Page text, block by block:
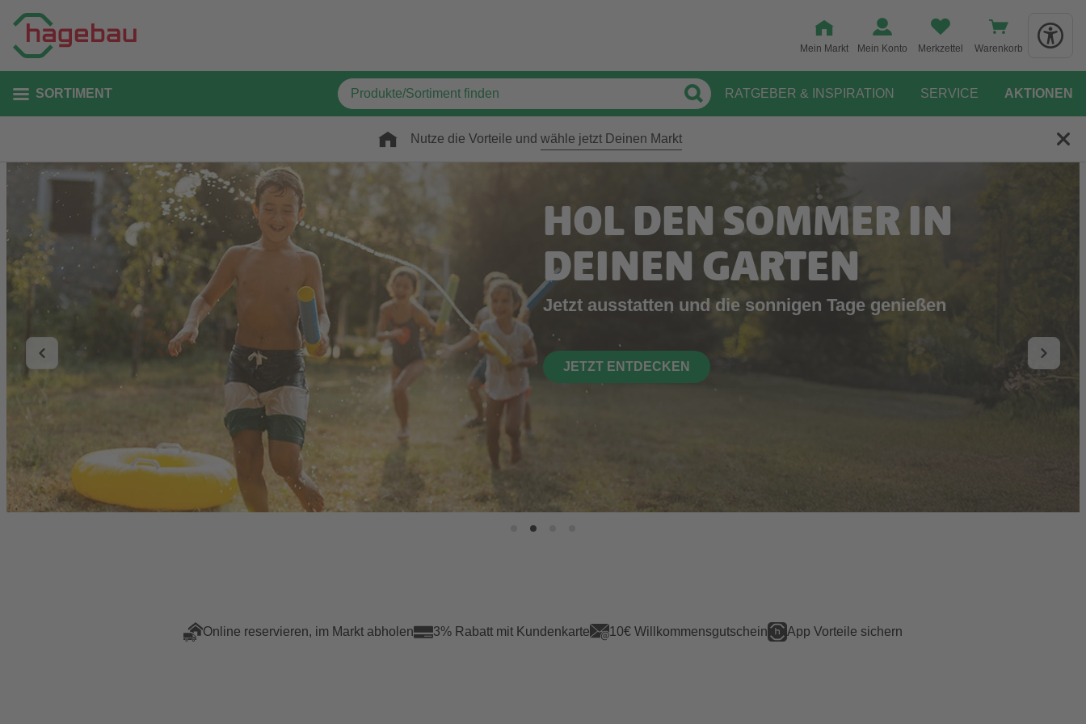
Mein Markt Mein Konto Merkzettel Warenkorb
SORTIMENT RATGEBER & INSPIRATION SERVICE AKTIONEN
Nutze die Vorteile und wähle jetzt Deinen Markt
HOL DEN SOMMER IN
DEINEN GARTEN
Jetzt ausstatten und die sonnigen Tage genießen
JETZT ENTDECKEN
Online reservieren, im Markt abholen 3% Rabatt mit Kundenkarte 10€ Willkommensgutschein App Vorteile sichern